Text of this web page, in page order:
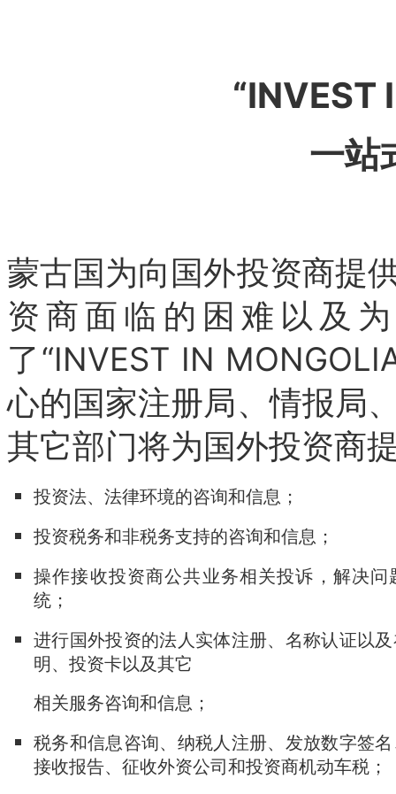
“INVEST
一站
蒙古国为向国外投资商提
资商面临的困难以及
了“INVEST IN
心的国家注册局、情报局
其它部门将为国外投资商
投资法、法律环境的咨询和信息；
投资税务和非税务支持的咨询和信息；
操作接收投资商公共业务相关投诉，解决问
统；
进行国外投资的法人实体注册、名称认证以
明、投资卡以及其它
相关服务咨询和信息；
税务和信息咨询、纳税人注册、发放数字签
接收报告、征收外资公司和投资商机动车税；